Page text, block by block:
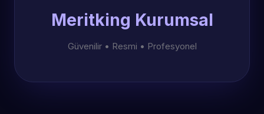
Meritking Kurumsal
Güvenilir • Resmi • Profesyonel